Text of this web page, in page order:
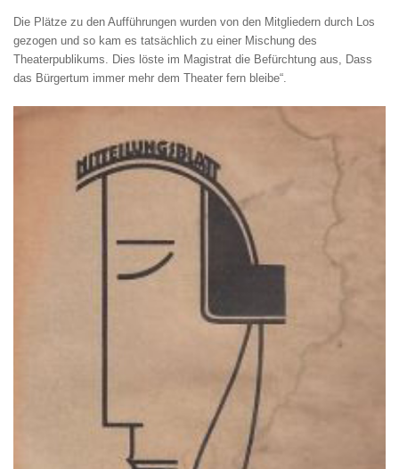
Die Plätze zu den Aufführungen wurden von den Mitgliedern durch Los
gezogen und so kam es tatsächlich zu einer Mischung des
Theaterpublikums. Dies löste im Magistrat die Befürchtung aus, Dass
das Bürgertum immer mehr dem Theater fern bleibe“.